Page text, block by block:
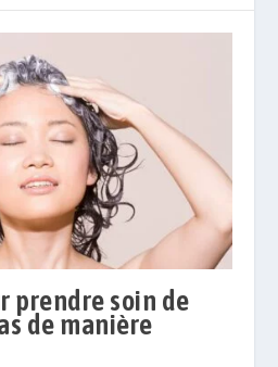
prendre soin de
de manière